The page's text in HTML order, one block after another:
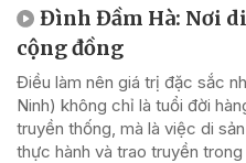
Đình Đầm Hà: Nơi
cộng đồng
Điều làm nên giá trị đặc sắc
Ninh) không chỉ là tuổi đời
truyền thống, mà là việc di
thực hành và trao truyền